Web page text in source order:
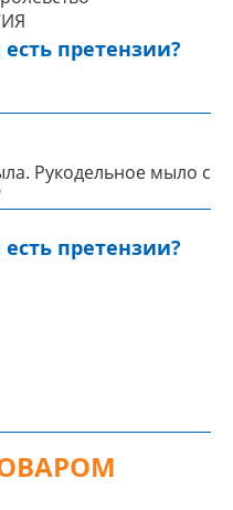
претензии?
Рукодельное мыло с
претензии?